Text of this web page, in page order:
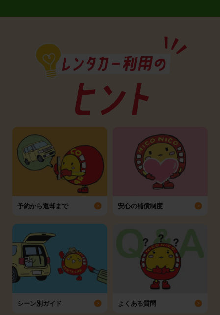
予約から返却まで 安心の補償制度
シーン別ガイド よくある質問